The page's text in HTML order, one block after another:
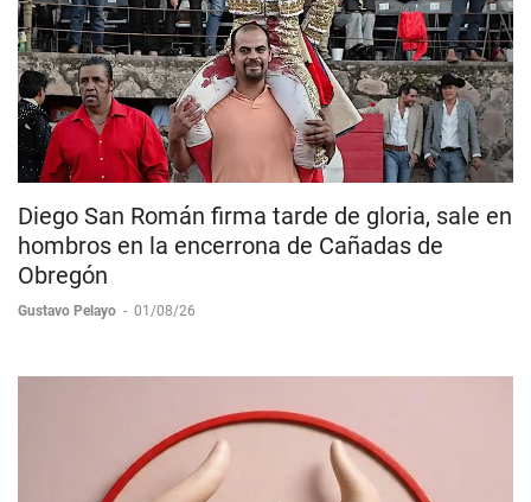
Diego San Román firma tarde de gloria, sale en
hombros en la encerrona de Cañadas de
Obregón
Gustavo Pelayo - 01/08/26